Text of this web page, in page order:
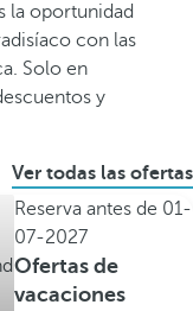
la oportunidad
con las
Solo en
y
Ver todas las ofertas
Reserva antes de 01-
07-2027
Ofertas de
vacaciones